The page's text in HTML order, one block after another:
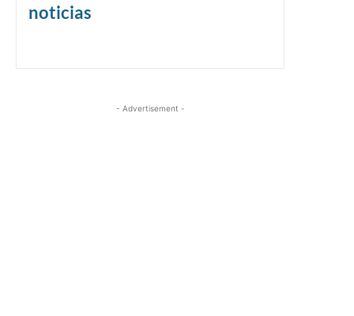
noticias
- Advertisement -